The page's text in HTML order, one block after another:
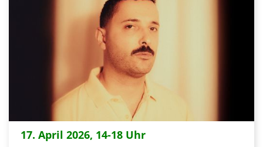
17. April 2026, 14-18 Uhr: